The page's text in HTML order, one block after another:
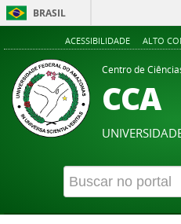
BRASIL
ACESSIBILIDADE ALTO
Centro de
CCA